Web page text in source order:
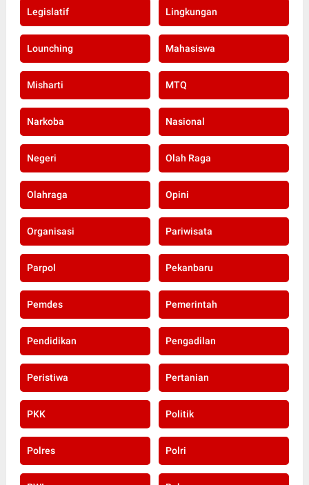
Legislatif Lingkungan
Lounching Mahasiswa
Misharti MTQ
Narkoba Nasional
Negeri Olah Raga
Olahraga Opini
Organisasi Pariwisata
Parpol Pekanbaru
Pemdes Pemerintah
Pendidikan Pengadilan
Peristiwa Pertanian
PKK Politik
Polres Polri